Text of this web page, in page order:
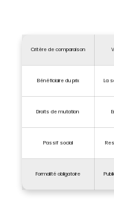
Critère de comparaison
Bénéficiaire du prix La
Droits de mutation
Passif social
Formalité obligatoire